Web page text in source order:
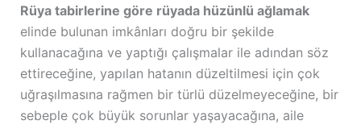
Rüya tabirlerine göre rüyada hüzünlü ağlamak
elinde bulunan imkânları doğru bir şekilde
kullanacağına ve yaptığı çalışmalar ile adından söz
ettireceğine, yapılan hatanın düzeltilmesi için çok
uğraşılmasına rağmen bir türlü düzelmeyeceğine, bir
sebeple çok büyük sorunlar yaşayacağına, aile